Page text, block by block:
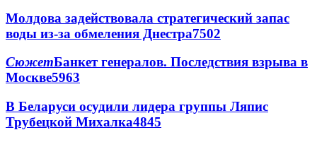
Молдова задействовала стратегический запас
воды из-за обмеления Днестра7502
СюжетБанкет генералов. Последствия взрыва в
Москве5963
В Беларуси осудили лидера группы Ляпис
Трубецкой Михалка4845